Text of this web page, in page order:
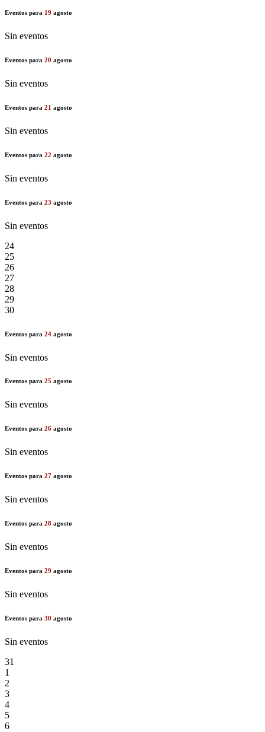
Eventos para 19 agosto
Sin eventos
Eventos para 20 agosto
Sin eventos
Eventos para 21 agosto
Sin eventos
Eventos para 22 agosto
Sin eventos
Eventos para 23 agosto
Sin eventos
24
25
26
27
28
29
30
Eventos para 24 agosto
Sin eventos
Eventos para 25 agosto
Sin eventos
Eventos para 26 agosto
Sin eventos
Eventos para 27 agosto
Sin eventos
Eventos para 28 agosto
Sin eventos
Eventos para 29 agosto
Sin eventos
Eventos para 30 agosto
Sin eventos
31
1
2
3
4
5
6